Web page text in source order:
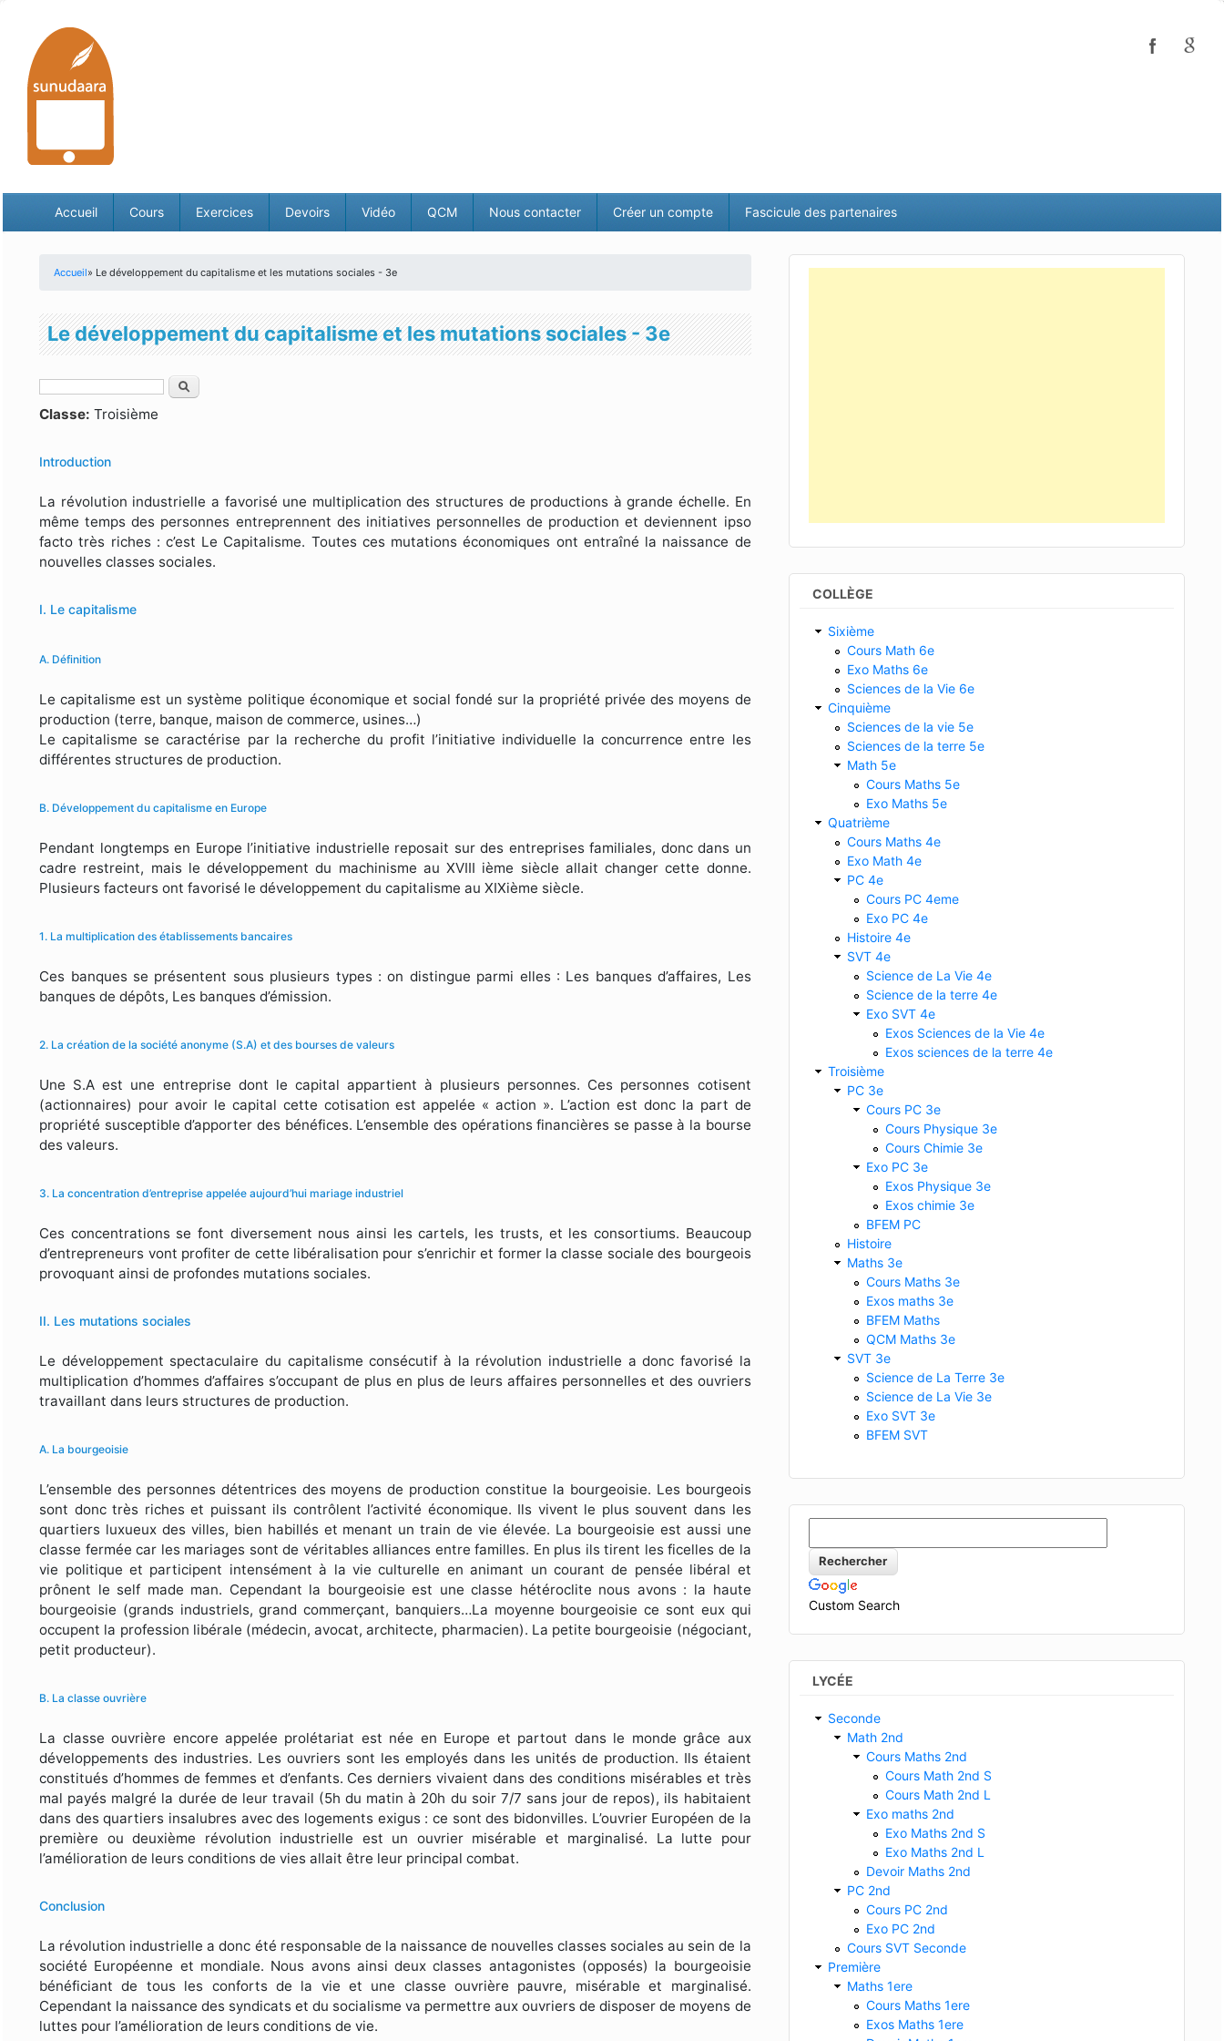
Accueil Cours Exercices Devoirs Vidéo QCM Nous contacter Créer un compte Fascicule des partenaires
Accueil» Le développement du capitalisme et les mutations sociales - 3e
Le développement du capitalisme et les mutations sociales - 3e
Formulaire de recherche
Rechercher
Classe:Troisième
Introduction
La révolution industrielle a favorisé une multiplication des structures de productions à grande échelle. En
même temps des personnes entreprennent des initiatives personnelles de production et deviennent ipso
facto très riches : c’est Le Capitalisme. Toutes ces mutations économiques ont entraîné la naissance de
nouvelles classes sociales.
I. Le capitalisme
A. Définition
Le capitalisme est un système politique économique et social fondé sur la propriété privée des moyens de
production (terre, banque, maison de commerce, usines…)
Le capitalisme se caractérise par la recherche du profit l’initiative individuelle la concurrence entre les
différentes structures de production.
B. Développement du capitalisme en Europe
Pendant longtemps en Europe l’initiative industrielle reposait sur des entreprises familiales, donc dans un
cadre restreint, mais le développement du machinisme au XVIII ième siècle allait changer cette donne.
Plusieurs facteurs ont favorisé le développement du capitalisme au XIXième siècle.
1. La multiplication des établissements bancaires
Ces banques se présentent sous plusieurs types : on distingue parmi elles : Les banques d’affaires, Les
banques de dépôts, Les banques d’émission.
2. La création de la société anonyme (S.A) et des bourses de valeurs
Une S.A est une entreprise dont le capital appartient à plusieurs personnes. Ces personnes cotisent
(actionnaires) pour avoir le capital cette cotisation est appelée « action ». L’action est donc la part de
propriété susceptible d’apporter des bénéfices. L’ensemble des opérations financières se passe à la bourse
des valeurs.
3. La concentration d’entreprise appelée aujourd’hui mariage industriel
Ces concentrations se font diversement nous ainsi les cartels, les trusts, et les consortiums. Beaucoup
d’entrepreneurs vont profiter de cette libéralisation pour s’enrichir et former la classe sociale des bourgeois
provoquant ainsi de profondes mutations sociales.
II. Les mutations sociales
Le développement spectaculaire du capitalisme consécutif à la révolution industrielle a donc favorisé la
multiplication d’hommes d’affaires s’occupant de plus en plus de leurs affaires personnelles et des ouvriers
travaillant dans leurs structures de production.
A. La bourgeoisie
L’ensemble des personnes détentrices des moyens de production constitue la bourgeoisie. Les bourgeois
sont donc très riches et puissant ils contrôlent l’activité économique. Ils vivent le plus souvent dans les
quartiers luxueux des villes, bien habillés et menant un train de vie élevée. La bourgeoisie est aussi une
classe fermée car les mariages sont de véritables alliances entre familles. En plus ils tirent les ficelles de la
vie politique et participent intensément à la vie culturelle en animant un courant de pensée libéral et
prônent le self made man. Cependant la bourgeoisie est une classe hétéroclite nous avons : la haute
bourgeoisie (grands industriels, grand commerçant, banquiers…La moyenne bourgeoisie ce sont eux qui
occupent la profession libérale (médecin, avocat, architecte, pharmacien). La petite bourgeoisie (négociant,
petit producteur).
B. La classe ouvrière
La classe ouvrière encore appelée prolétariat est née en Europe et partout dans le monde grâce aux
développements des industries. Les ouvriers sont les employés dans les unités de production. Ils étaient
constitués d’hommes de femmes et d’enfants. Ces derniers vivaient dans des conditions misérables et très
mal payés malgré la durée de leur travail (5h du matin à 20h du soir 7/7 sans jour de repos), ils habitaient
dans des quartiers insalubres avec des logements exigus : ce sont des bidonvilles. L’ouvrier Européen de la
première ou deuxième révolution industrielle est un ouvrier misérable et marginalisé. La lutte pour
l’amélioration de leurs conditions de vies allait être leur principal combat.
Conclusion
La révolution industrielle a donc été responsable de la naissance de nouvelles classes sociales au sein de la
société Européenne et mondiale. Nous avons ainsi deux classes antagonistes (opposés) la bourgeoisie
bénéficiant de tous les conforts de la vie et une classe ouvrière pauvre, misérable et marginalisé.
Cependant la naissance des syndicats et du socialisme va permettre aux ouvriers de disposer de moyens de
luttes pour l’amélioration de leurs conditions de vie.
COLLÈGE
Sixième
Cours Math 6e
Exo Maths 6e
Sciences de la Vie 6e
Cinquième
Sciences de la vie 5e
Sciences de la terre 5e
Math 5e
Cours Maths 5e
Exo Maths 5e
Quatrième
Cours Maths 4e
Exo Math 4e
PC 4e
Cours PC 4eme
Exo PC 4e
Histoire 4e
SVT 4e
Science de La Vie 4e
Science de la terre 4e
Exo SVT 4e
Exos Sciences de la Vie 4e
Exos sciences de la terre 4e
Troisième
PC 3e
Cours PC 3e
Cours Physique 3e
Cours Chimie 3e
Exo PC 3e
Exos Physique 3e
Exos chimie 3e
BFEM PC
Histoire
Maths 3e
Cours Maths 3e
Exos maths 3e
BFEM Maths
QCM Maths 3e
SVT 3e
Science de La Terre 3e
Science de La Vie 3e
Exo SVT 3e
BFEM SVT
Custom Search
LYCÉE
Seconde
Math 2nd
Cours Maths 2nd
Cours Math 2nd S
Cours Math 2nd L
Exo maths 2nd
Exo Maths 2nd S
Exo Maths 2nd L
Devoir Maths 2nd
PC 2nd
Cours PC 2nd
Exo PC 2nd
Cours SVT Seconde
Première
Maths 1ere
Cours Maths 1ere
Exos Maths 1ere